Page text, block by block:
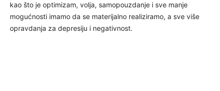
kao što je optimizam, volja, samopouzdanje i sve manje
mogućnosti imamo da se materijalno realiziramo, a sve više
opravdanja za depresiju i negativnost.